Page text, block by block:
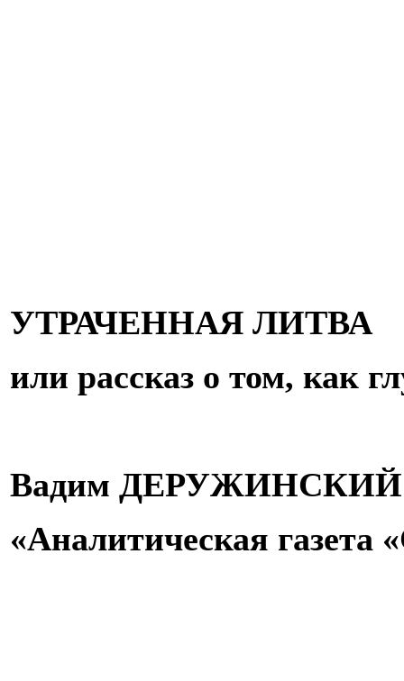
УТРАЧЕННАЯ ЛИТВА
или рассказ о том, как
Вадим ДЕРУЖИНСКИЙ
«Аналитическая газета